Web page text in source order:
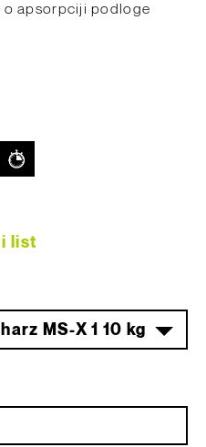
o apsorpciji podloge
list
MS-X 1 10 kg